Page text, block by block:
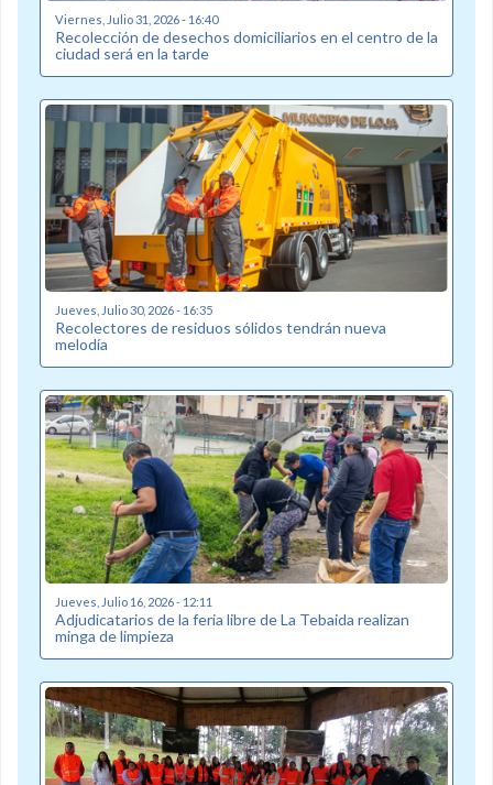
Viernes, Julio 31, 2026 - 16:40
Recolección de desechos domiciliarios en el centro de la
ciudad será en la tarde
Jueves, Julio 30, 2026 - 16:35
Recolectores de residuos sólidos tendrán nueva
melodía
Jueves, Julio 16, 2026 - 12:11
Adjudicatarios de la feria libre de La Tebaida realizan
minga de limpieza